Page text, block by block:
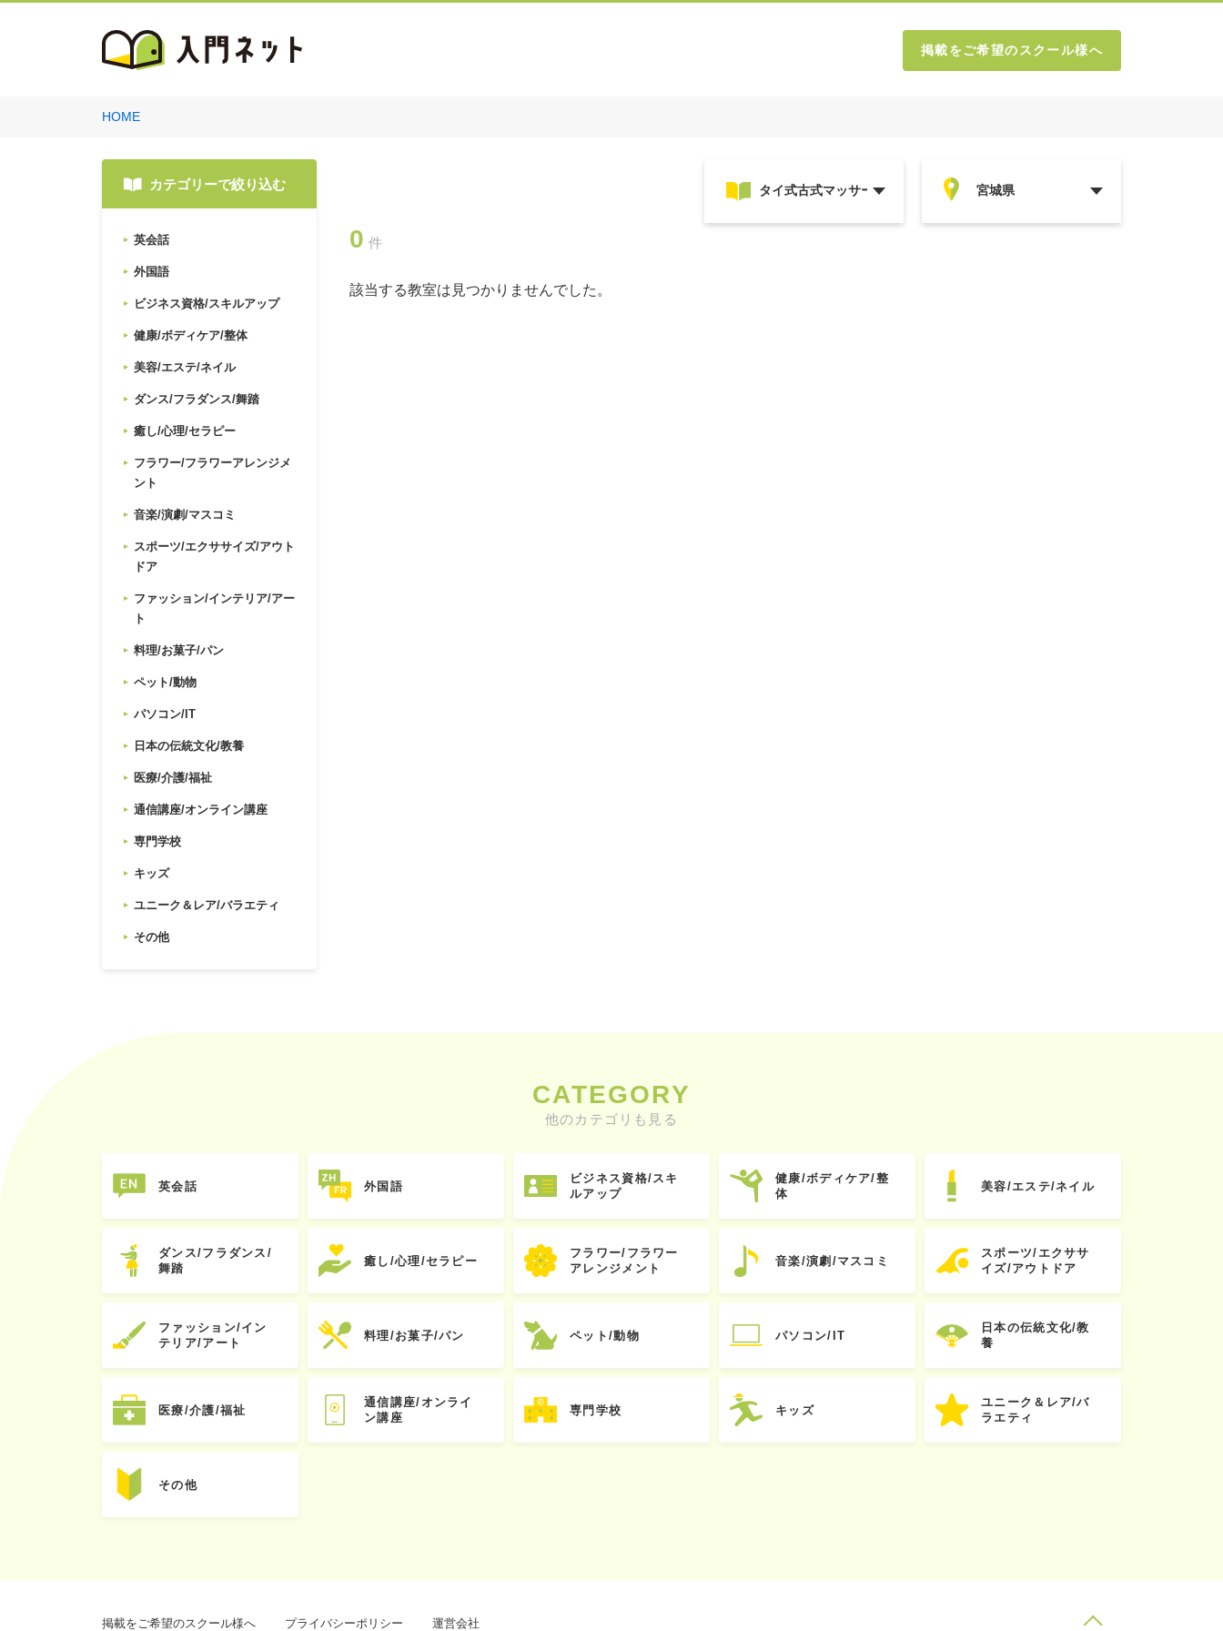
掲載をご希望のスクール様へ
HOME
カテゴリーで絞り込む
英会話
外国語
ビジネス資格/スキルアップ
健康/ボディケア/整体
美容/エステ/ネイル
ダンス/フラダンス/舞踏
癒し/心理/セラピー
フラワー/フラワーアレンジメ
ント
音楽/演劇/マスコミ
スポーツ/エクササイズ/アウト
ドア
ファッション/インテリア/アー
ト
料理/お菓子/パン
ペット/動物
パソコン/IT
日本の伝統文化/教養
医療/介護/福祉
通信講座/オンライン講座
専門学校
キッズ
ユニーク＆レア/バラエティ
その他
0 件
該当する教室は見つかりませんでした。
CATEGORY
他のカテゴリも見る
英会話 外国語
ビジネス資格/スキ
ルアップ
健康/ボディケア/整
体
美容/エステ/ネイル
ダンス/フラダンス/
舞踏
癒し/心理/セラピー
フラワー/フラワー
アレンジメント
音楽/演劇/マスコミ
スポーツ/エクササ
イズ/アウトドア
ファッション/イン
テリア/アート
料理/お菓子/パン ペット/動物 パソコン/IT
日本の伝統文化/教
養
医療/介護/福祉
通信講座/オンライ
ン講座
専門学校 キッズ
ユニーク＆レア/バ
ラエティ
その他
掲載をご希望のスクール様へ プライバシーポリシー 運営会社